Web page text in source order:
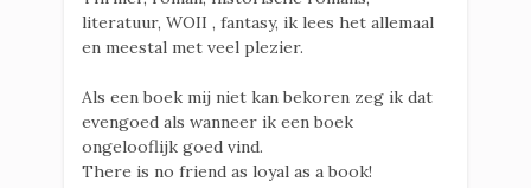
literatuur, WOII , fantasy, ik lees het allemaal
en meestal met veel plezier.
Als een boek mij niet kan bekoren zeg ik dat
evengoed als wanneer ik een boek
ongelooflijk goed vind.
There is no friend as loyal as a book!